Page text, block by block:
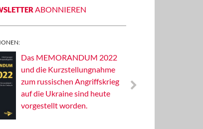
ABONNIEREN
Das MEMORANDUM 2022
und die Kurzstellungnahme
zum russischen Angriffskrieg
auf die Ukraine sind heute
vorgestellt worden.